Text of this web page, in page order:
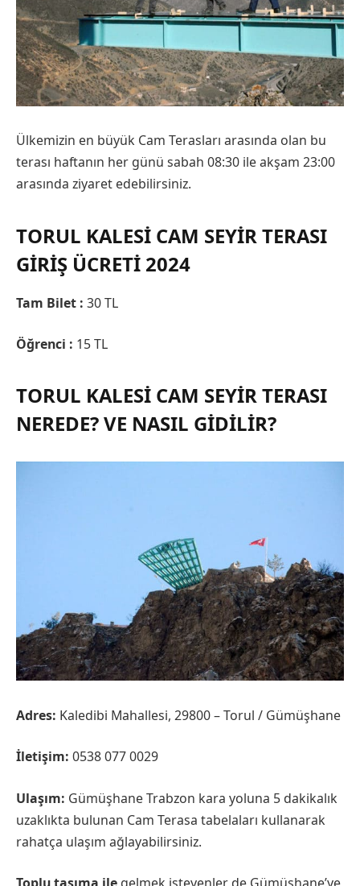
Ülkemizin en büyük Cam Terasları arasında olan bu
terası haftanın her günü sabah 08:30 ile akşam 23:00
arasında ziyaret edebilirsiniz.
TORUL KALESI CAM SEYIR TERASI
GIRIŞ ÜCRETI 2024
Tam Bilet : 30 TL
Öğrenci : 15 TL
TORUL KALESI CAM SEYIR TERASI
NEREDE? VE NASIL GIDILIR?
Adres: Kaledibi Mahallesi, 29800 – Torul / Gümüşhane
İletişim: 0538 077 0029
Ulaşım: Gümüşhane Trabzon kara yoluna 5 dakikalık
uzaklıkta bulunan Cam Terasa tabelaları kullanarak
rahatça ulaşım ağlayabilirsiniz.